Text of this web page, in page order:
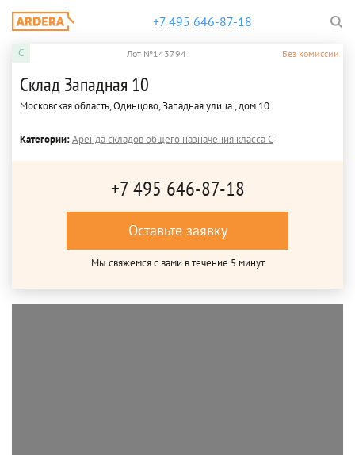
+7 495 646-87-18
C Лот №143794 Без комиссии
Склад Западная 10
Московская область, Одинцово, Западная улица , дом 10
Категории:Аренда складов общего назначения класса C
+7 495 646-87-18
Оставьте заявку
Мы свяжемся с вами в течение 5 минут